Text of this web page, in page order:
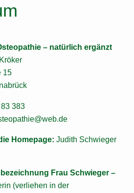
– natürlich ergänzt
15
383
Homepage: Judith Schwieger
Frau Schwieger –
(verliehen in der